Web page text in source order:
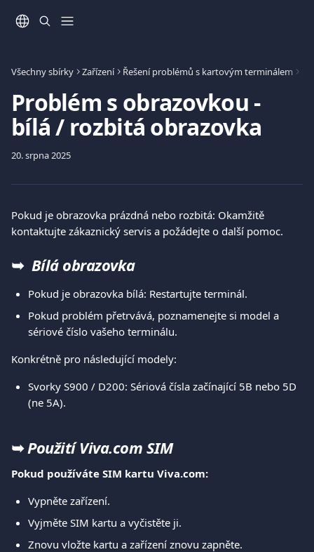
Všechny sbírky Zařízení Řešení problémů s kartovým terminálem
Problém s obrazovkou -
bílá / rozbitá obrazovka
20. srpna 2025
Pokud je obrazovka prázdná nebo rozbitá: Okamžitě
kontaktujte zákaznický servis a požádejte o další pomoc.
➥ Bílá obrazovka
Pokud je obrazovka bílá: Restartujte terminál.
Pokud problém přetrvává, poznamenejte si model a
sériové číslo vašeho terminálu.
Konkrétně pro následující modely:
Svorky S900 / D200: Sériová čísla začínající 5B nebo 5D
(ne 5A).
➥ Použití Viva.com SIM
Pokud používáte SIM kartu Viva.com:
Vypněte zařízení.
Vyjměte SIM kartu a vyčistěte ji.
Znovu vložte kartu a zařízení znovu zapněte.